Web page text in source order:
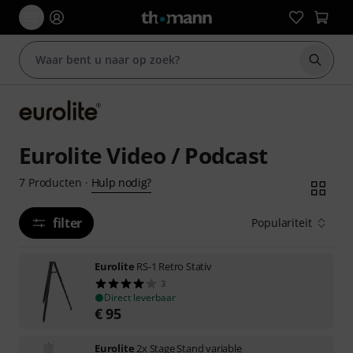
Zoek
Eurolite Video / Podcast
7 Producten · Hulp nodig?
filter Populariteit
Eurolite RS-1 Retro Stativ
3
Direct leverbaar
€95
Eurolite 2x Stage Stand variable